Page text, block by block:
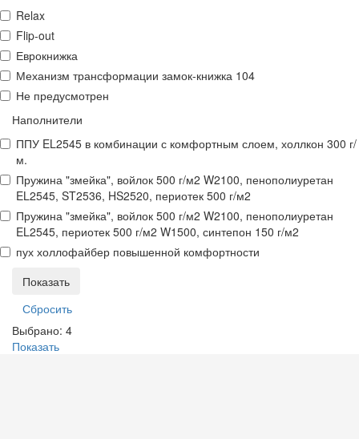
Relax
Flip-out
Еврокнижка
Механизм трансформации замок-книжка 104
Не предусмотрен
Наполнители
ППУ EL2545 в комбинации с комфортным слоем, холлкон 300 г/
м.
Пружина "змейка", войлок 500 г/м2 W2100, пенополиуретан
EL2545, ST2536, HS2520, периотек 500 г/м2
Пружина "змейка", войлок 500 г/м2 W2100, пенополиуретан
EL2545, периотек 500 г/м2 W1500, синтепон 150 г/м2
пух холлофайбер повышенной комфортности
Выбрано: 4
Показать